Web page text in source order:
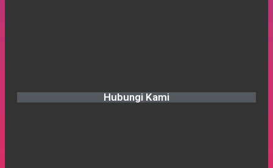
Hubungi Kami